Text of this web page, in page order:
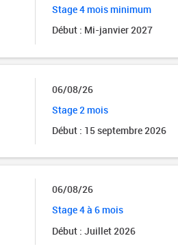
Stage 4 mois minimum
Début : Mi-janvier 2027
06/08/26
Stage 2 mois
Début : 15 septembre 2026
06/08/26
Stage 4 à 6 mois
Début : Juillet 2026